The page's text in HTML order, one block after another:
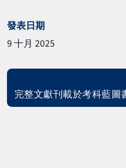
發表日期
9 十月 2025
完整文獻刊載於考科藍圖